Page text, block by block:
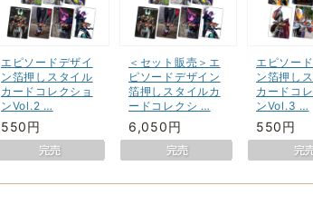
エピソードデザイ
ン箔押しスタイル
カードコレクショ
ンVol.2 …
550円
＜セット販売＞エ
ピソードデザイン
箔押しスタイルカ
ードコレクシ …
6,050円
エピソー
ン箔押し
カードコ
ンVol.3 …
550円